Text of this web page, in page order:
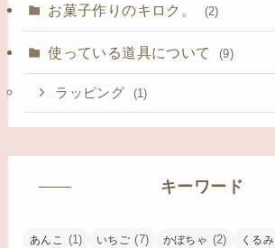
お菓子作りのキロク。 (2)
使っている道具について (9)
ラッピング (1)
キーワード
あんこ (1) いちご (7) かぼちゃ (2) くるみ